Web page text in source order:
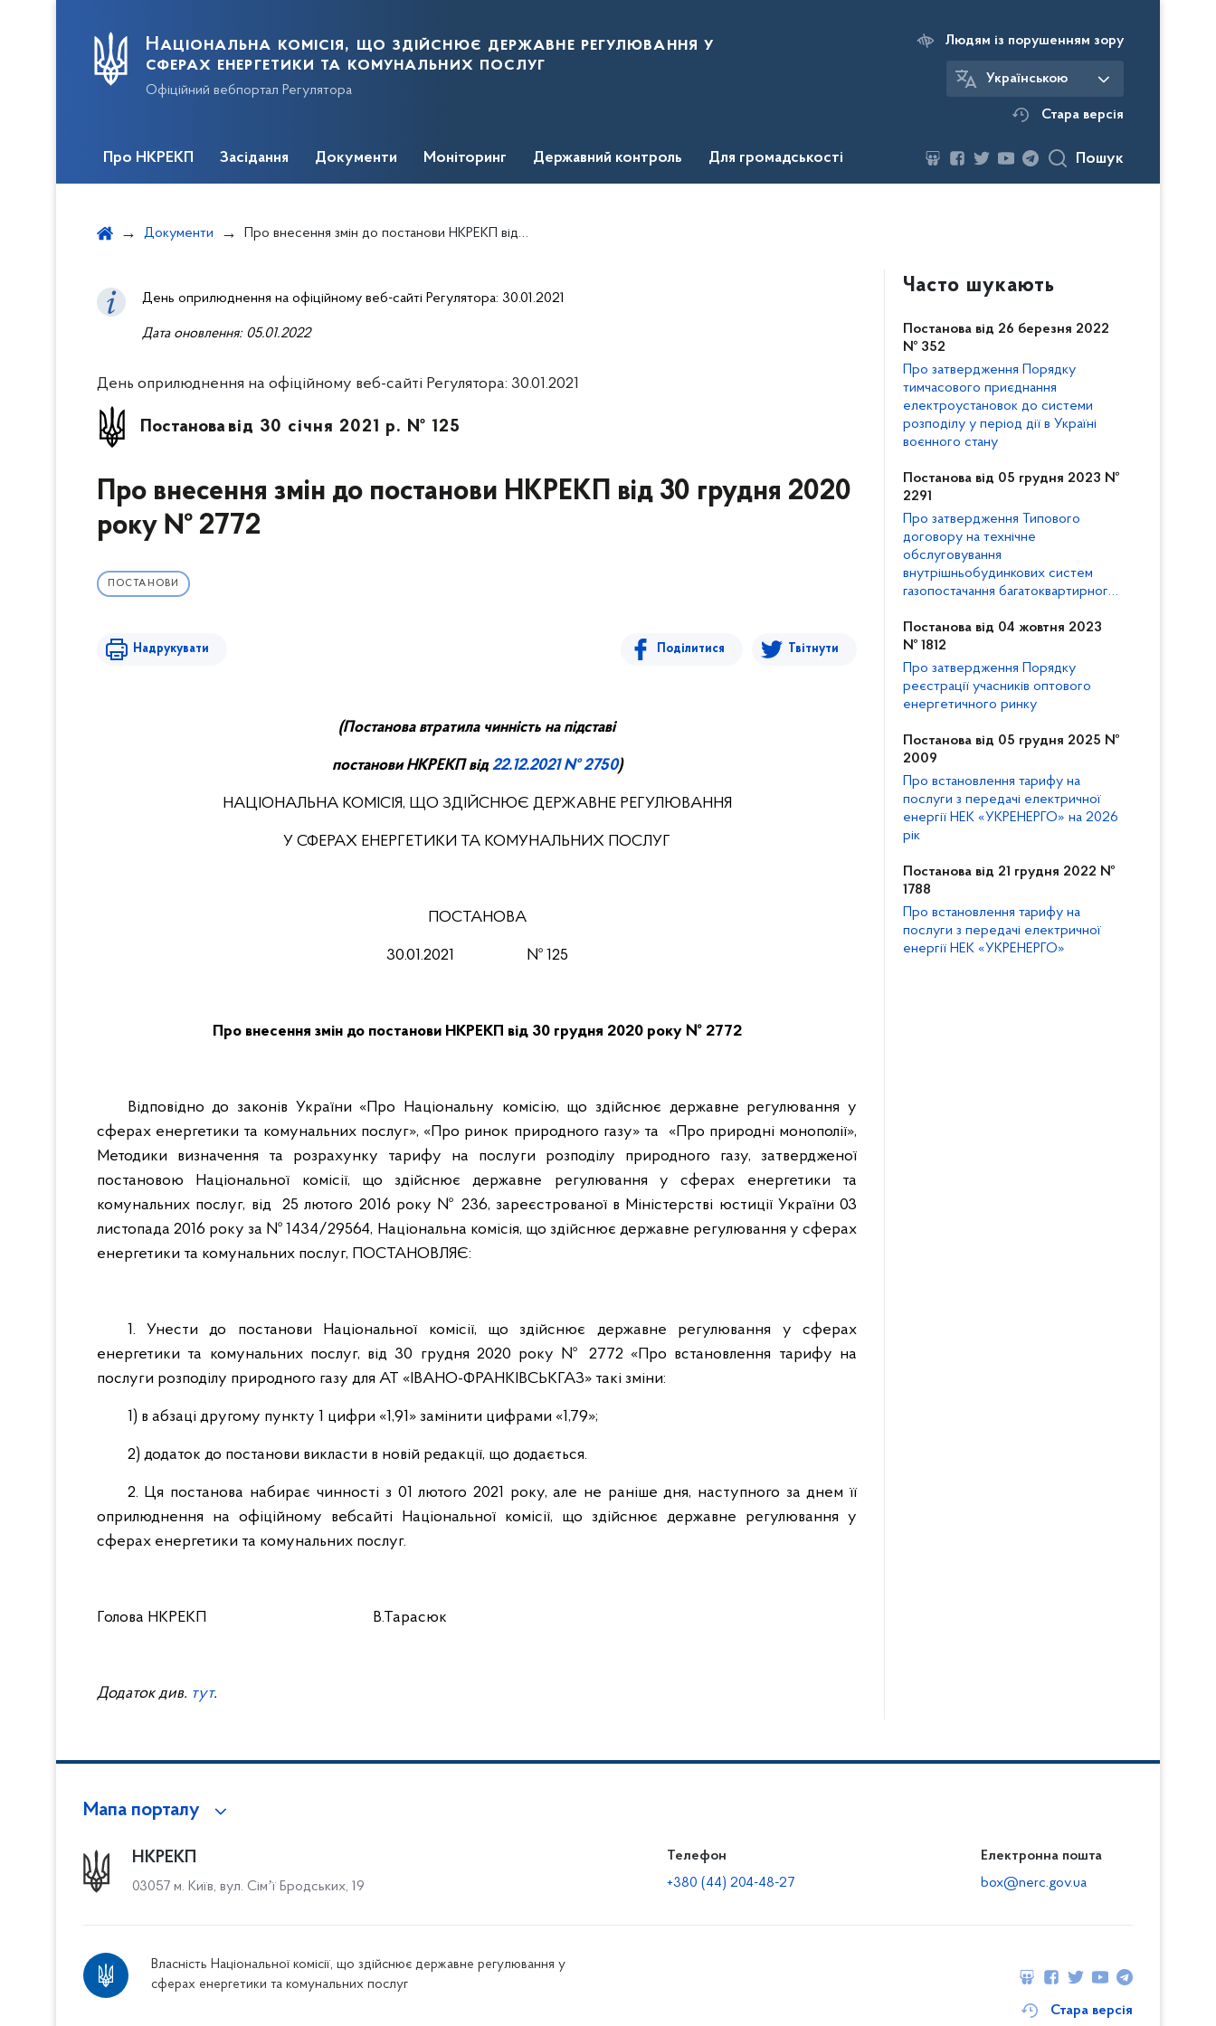
Національна комісія, що здійснює державне регулювання у
сферах енергетики та комунальних послуг
Офіційний вебпортал Регулятора
Людям із порушенням зору
Українською
Стара версія
Про НКРЕКП Засідання Документи Моніторинг Державний контроль Для громадськості Пошук
Документи Про внесення змін до постанови НКРЕКП від 30 грудня 2020 року № 2772
День оприлюднення на офіційному веб-сайті Регулятора: 30.01.2021
Дата оновлення: 05.01.2022
День оприлюднення на офіційному веб-сайті Регулятора: 30.01.2021
Постанова від 30 січня 2021 р. № 125
Про внесення змін до постанови НКРЕКП від 30 грудня 2020
року № 2772
ПОСТАНОВИ
Надрукувати Поділитися Твітнути
(Постанова втратила чинність на підставі
постанови НКРЕКПвід22.12.2021№ 2750)
НАЦІОНАЛЬНА КОМІСІЯ, ЩО ЗДІЙСНЮЄ ДЕРЖАВНЕ РЕГУЛЮВАННЯ
У СФЕРАХ ЕНЕРГЕТИКИ ТА КОМУНАЛЬНИХ ПОСЛУГ
ПОСТАНОВА
30.01.2021 № 125
Про внесення змін до постанови НКРЕКП від 30 грудня 2020 року № 2772
Відповідно до законів України «Про Національну комісію, що здійснює державне регулювання у
сферах енергетики та комунальних послуг», «Про ринок природного газу» та «Про природні монополії»,
Методики визначення та розрахунку тарифу на послуги розподілу природного газу, затвердженої
постановою Національної комісії, що здійснює державне регулювання у сферах енергетики та
комунальних послуг, від 25 лютого 2016 року № 236, зареєстрованої в Міністерстві юстиції України 03
листопада 2016 року за № 1434/29564, Національна комісія, що здійснює державне регулювання у сферах
енергетики та комунальних послуг, ПОСТАНОВЛЯЄ:
1. Унести до постанови Національної комісії, що здійснює державне регулювання у сферах
енергетики та комунальних послуг, від 30 грудня 2020 року № 2772 «Про встановлення тарифу на
послуги розподілу природного газу для АТ «ІВАНО-ФРАНКІВСЬКГАЗ» такі зміни:
1) в абзаці другому пункту 1 цифри «1,91» замінити цифрами «1,79»;
2) додаток до постанови викласти в новій редакції, що додається.
2. Ця постанова набирає чинності з 01 лютого 2021 року, але не раніше дня, наступного за днем її
оприлюднення на офіційному вебсайті Національної комісії, що здійснює державне регулювання у
сферах енергетики та комунальних послуг.
Голова НКРЕКП В.Тарасюк
Додаток див. тут.
Часто шукають
Постанова від 26 березня 2022
№ 352
Про затвердження Порядку
тимчасового приєднання
електроустановок до системи
розподілу у період дії в Україні
воєнного стану
Постанова від 05 грудня 2023 №
2291
Про затвердження Типового
договору на технічне
обслуговування
внутрішньобудинкових систем
газопостачання багатоквартирного
Кодексу газорозподільних систем
Постанова від 04 жовтня 2023
№ 1812
Про затвердження Порядку
реєстрації учасників оптового
енергетичного ринку
Постанова від 05 грудня 2025 №
2009
Про встановлення тарифу на
послуги з передачі електричної
енергії НЕК «УКРЕНЕРГО» на 2026
рік
Постанова від 21 грудня 2022 №
1788
Про встановлення тарифу на
послуги з передачі електричної
енергії НЕК «УКРЕНЕРГО»
Мапа порталу
НКРЕКП
03057 м. Київ, вул. Сімʼї Бродських, 19
Телефон
+380 (44) 204-48-27
Електронна пошта
box@nerc.gov.ua
Власність Національної комісії, що здійснює державне регулювання у
сферах енергетики та комунальних послуг
Стара версія